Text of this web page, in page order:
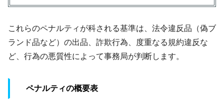
これらのペナルティが科される基準は、法令違反品（偽ブ
ランド品など）の出品、詐欺行為、度重なる規約違反な
ど、行為の悪質性によって事務局が判断します。
ペナルティの概要表